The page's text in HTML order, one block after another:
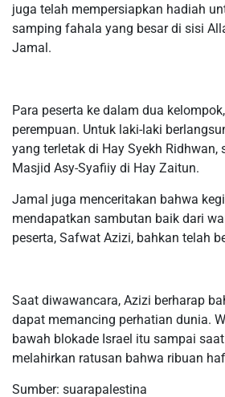
juga telah mempersiapkan hadiah
samping fahala yang besar di sisi
Jamal.
Para peserta ke dalam dua
perempuan. Untuk laki-laki
yang terletak di Hay Syekh Ridhwan,
Masjid Asy-Syafiiy di Hay Zaitun.
Jamal juga menceritakan bahwa
mendapatkan sambutan baik dari
peserta, Safwat Azizi, bahkan telah
Saat diwawancara, Azizi berharap
dapat memancing perhatian dunia.
bawah blokade Israel itu sampai
melahirkan ratusan bahwa ribuan
Sumber: suarapalestina